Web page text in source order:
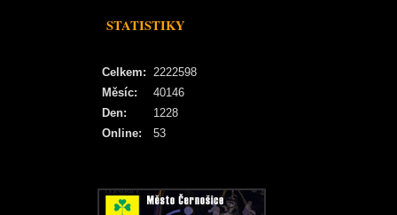
STATISTIKY
Online: 53
Celkem: 2222598
Měsíc:
40146
Den:
1228